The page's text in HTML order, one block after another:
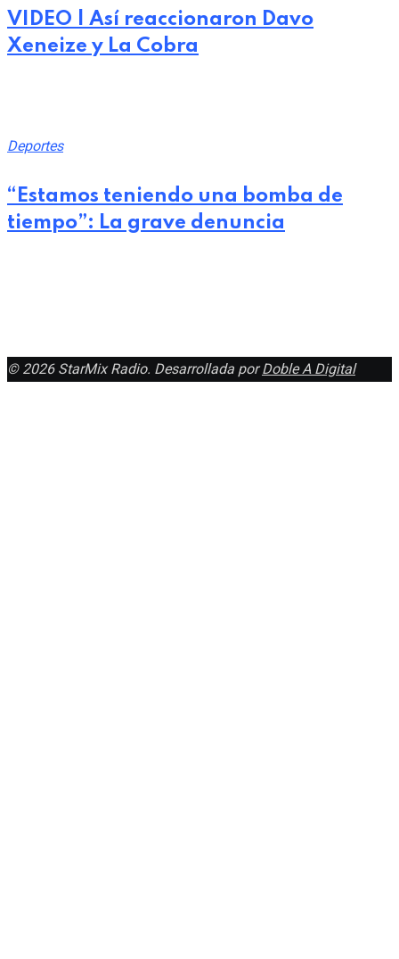
VIDEO | Así reaccionaron Davo
Xeneize y La Cobra
Deportes
“Estamos teniendo una bomba de
tiempo”: La grave denuncia
© 2026 StarMix Radio. Desarrollada porDoble A Digital